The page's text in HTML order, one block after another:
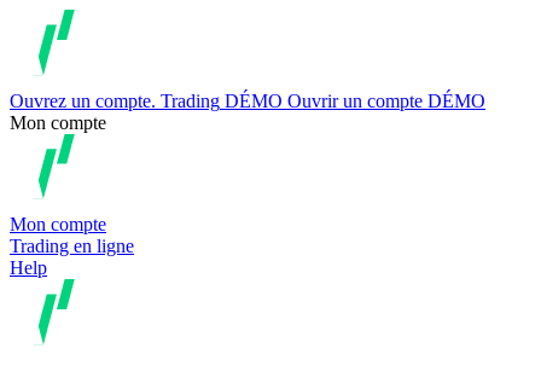
Ouvrez un compte. Trading DÉMO Ouvrir un compte DÉMO
Mon compte
Mon compte
Trading en ligne
Help